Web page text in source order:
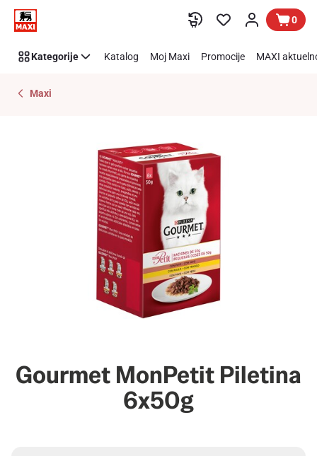
Preskoči link 0
Kategorije Katalog Moj Maxi Promocije MAXI
Maxi
Gourmet MonPetit Piletina
6x50g